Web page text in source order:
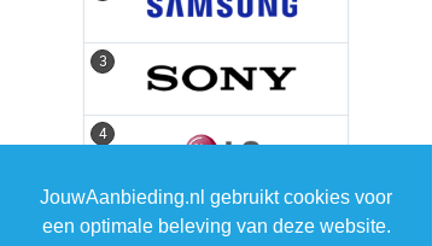
JouwAanbieding.nl gebruikt cookies voor
een optimale beleving van deze website.
3
4
5 5